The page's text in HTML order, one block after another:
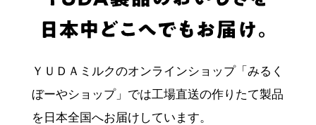
ＹＵＤＡミルクのオンラインショップ「みるく
ぼーやショップ」では工場直送の作りたて製品
を日本全国へお届けしています。